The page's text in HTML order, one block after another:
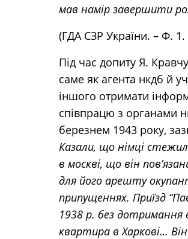
мав намір завершити
(ГДА СЗР України. – Ф.
Під час допиту Я.
саме як агента нкдб й
іншого отримати
співпрацю з органами
березнем 1943 року,
Казали, що німці
в москві, що він
для його арешту
припущеннях. Приїзд
1938 р. без дотримання
квартира в Харкові…